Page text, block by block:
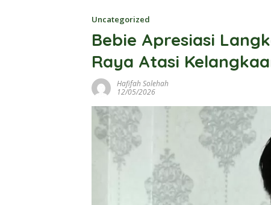
Uncategorized
Bebie Apresiasi
Raya Atasi
Hafifah Solehah
12/05/2026